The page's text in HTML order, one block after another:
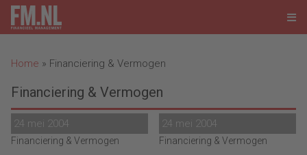
Home » Financiering & Vermogen
Financiering & Vermogen
24 mei 2004
Financiering & Vermogen
24 mei 2004
Financiering & Vermogen